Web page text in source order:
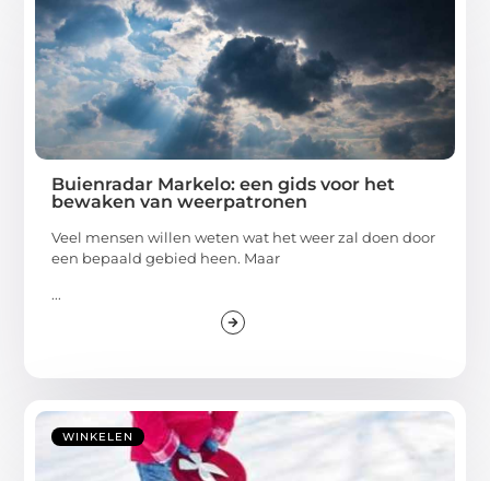
Buienradar Markelo: een gids voor het
bewaken van weerpatronen
Veel mensen willen weten wat het weer zal doen door
een bepaald gebied heen. Maar
...
WINKELEN